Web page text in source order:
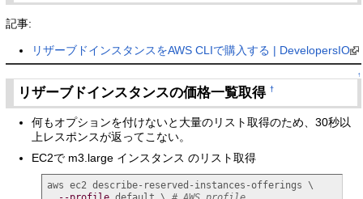
記事:
リザーブドインスタンスをAWS CLIで購入する | DevelopersIO
↑
リザーブドインスタンスの価格一覧取得†
何もオプションを付けないと大量のリスト取得のため、30秒以
上レスポンスが返ってこない。
EC2で m3.large インスタンス のリスト取得
aws ec2 describe-reserved-instances-offerings \